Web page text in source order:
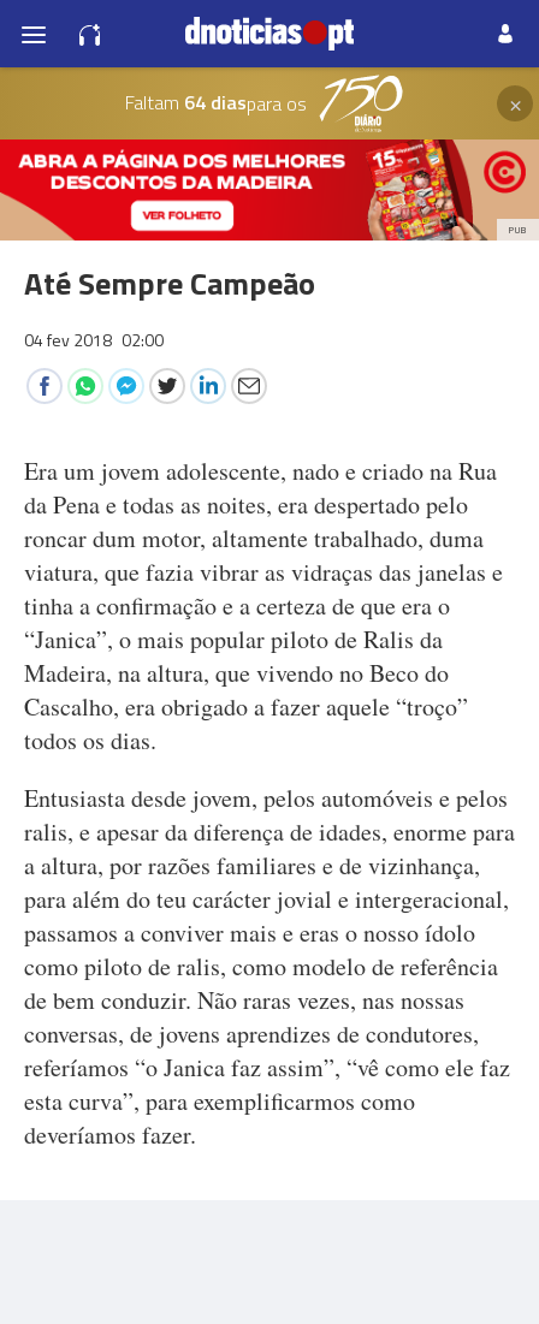
Faltam 64 diaspara os ×
PUB
Até Sempre Campeão
04 fev 2018 02:00
Era um jovem adolescente, nado e criado na Rua
da Pena e todas as noites, era despertado pelo
roncar dum motor, altamente trabalhado, duma
viatura, que fazia vibrar as vidraças das janelas e
tinha a confirmação e a certeza de que era o
“Janica”, o mais popular piloto de Ralis da
Madeira, na altura, que vivendo no Beco do
Cascalho, era obrigado a fazer aquele “troço”
todos os dias.
Entusiasta desde jovem, pelos automóveis e pelos
ralis, e apesar da diferença de idades, enorme para
a altura, por razões familiares e de vizinhança,
para além do teu carácter jovial e intergeracional,
passamos a conviver mais e eras o nosso ídolo
como piloto de ralis, como modelo de referência
de bem conduzir. Não raras vezes, nas nossas
conversas, de jovens aprendizes de condutores,
referíamos “o Janica faz assim”, “vê como ele faz
esta curva”, para exemplificarmos como
deveríamos fazer.